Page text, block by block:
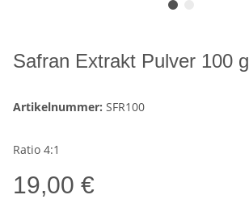
Safran Extrakt Pulver 100 g
Artikelnummer: SFR100
Ratio 4:1
19,00 €